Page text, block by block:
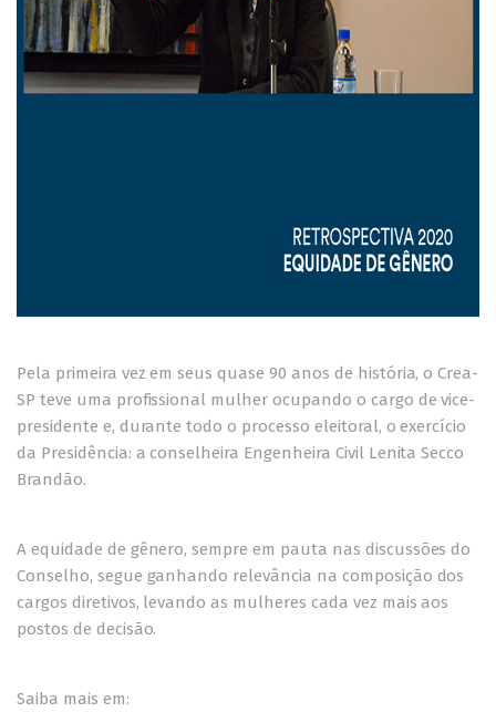
Pela primeira vez em seus quase 90 anos de história, o Crea-
SP teve uma profissional mulher ocupando o cargo de vice-
presidente e, durante todo o processo eleitoral, o exercício
da Presidência: a conselheira Engenheira Civil Lenita Secco
Brandão.
A equidade de gênero, sempre em pauta nas discussões do
Conselho, segue ganhando relevância na composição dos
cargos diretivos, levando as mulheres cada vez mais aos
postos de decisão.
Saiba mais em: